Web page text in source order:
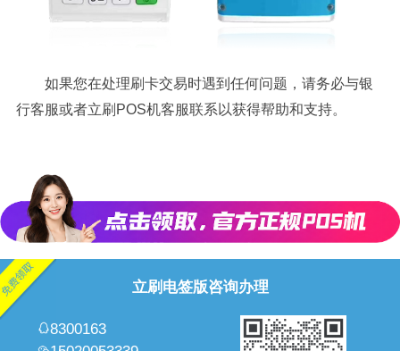
如果您在处理刷卡交易时遇到任何问题，请务必与银
行客服或者立刷POS机客服联系以获得帮助和支持。
立刷电签版咨询办理
8300163